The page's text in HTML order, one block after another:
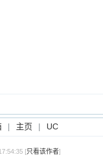
| 主页 | UC
[只看该作者]